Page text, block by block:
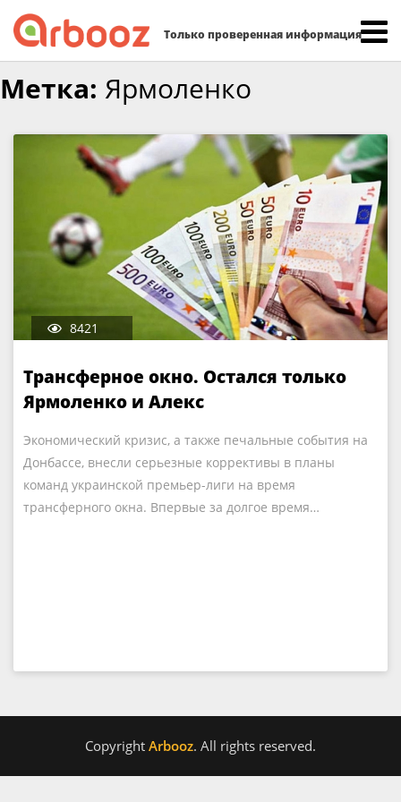
Только проверенная информация
to
Метка: Ярмоленко
8421
Трансферное окно. Остался только
Ярмоленко и Алекс
Экономический кризис, а также печальные события на
Донбассе, внесли серьезные коррективы в планы
команд украинской премьер-лиги на время
трансферного окна. Впервые за долгое время…
Copyright Arbooz. All rights reserved.
Найти: